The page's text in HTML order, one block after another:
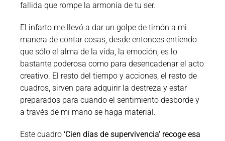
fallida que rompe la armonía de tu ser.
El infarto me llevó a dar un golpe de timón a mi
manera de contar cosas, desde entonces entiendo
que sólo el alma de la vida, la emoción, es lo
bastante poderosa como para desencadenar el acto
creativo. El resto del tiempo y acciones, el resto de
cuadros, sirven para adquirir la destreza y estar
preparados para cuando el sentimiento desborde y
a través de mi mano se haga material.
Este cuadro ‘Cien días de supervivencia’ recoge esa